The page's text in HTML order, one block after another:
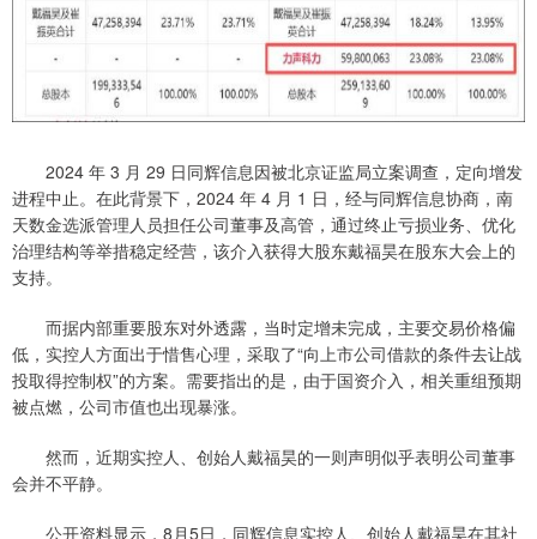
2024 年 3 月 29 日同辉信息因被北京证监局立案调查，定向增发
进程中止。在此背景下，2024 年 4 月 1 日，经与同辉信息协商，南
天数金选派管理人员担任公司董事及高管，通过终止亏损业务、优化
治理结构等举措稳定经营，该介入获得大股东戴福昊在股东大会上的
支持。
而据内部重要股东对外透露，当时定增未完成，主要交易价格偏
低，实控人方面出于惜售心理，采取了“向上市公司借款的条件去让战
投取得控制权”的方案。需要指出的是，由于国资介入，相关重组预期
被点燃，公司市值也出现暴涨。
然而，近期实控人、创始人戴福昊的一则声明似乎表明公司董事
会并不平静。
公开资料显示，8月5日，同辉信息实控人、创始人戴福昊在其社